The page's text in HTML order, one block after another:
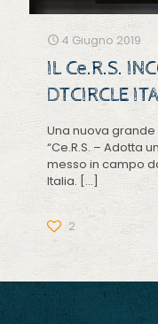
4 Giugno 2019
IL Ce.R.S.
DTCIRCLE
Una nuova
“Ce.R.S. – Adotta
messo in campo
Italia. […]
2